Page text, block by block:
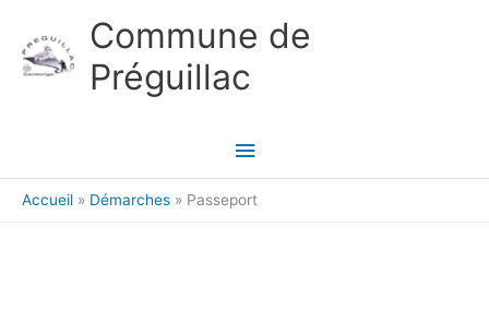
Commune de
Préguillac
Menu
principal
Accueil Démarches Passeport